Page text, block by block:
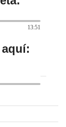
13:51